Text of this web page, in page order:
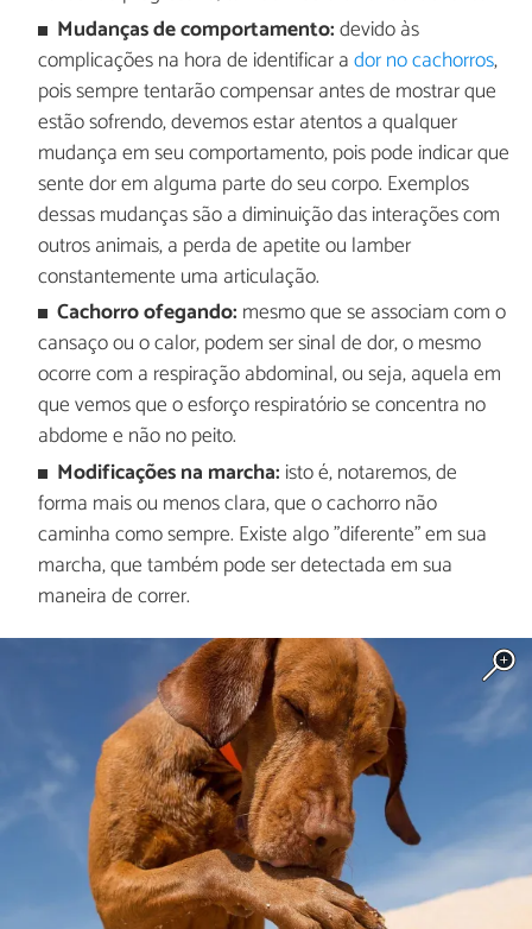
Mudanças de comportamento:devido às
complicações na hora de identificar ador no cachorros,
pois sempre tentarão compensar antes de mostrar que
estão sofrendo, devemos estar atentos a qualquer
mudança em seu comportamento, pois pode indicar que
sente dor em alguma parte do seu corpo. Exemplos
dessas mudanças são a diminuição das interações com
outros animais, a perda de apetite ou lamber
constantemente uma articulação.
Cachorro ofegando: mesmo que se associam com o
cansaço ou o calor, podem ser sinal de dor, o mesmo
ocorre com a respiração abdominal, ou seja, aquela em
que vemos que o esforço respiratório se concentra no
abdome e não no peito.
Modificações na marcha: isto é, notaremos, de
forma mais ou menos clara, que o cachorro não
caminha como sempre. Existe algo "diferente" em sua
marcha, que também pode ser detectada em sua
maneira de correr.